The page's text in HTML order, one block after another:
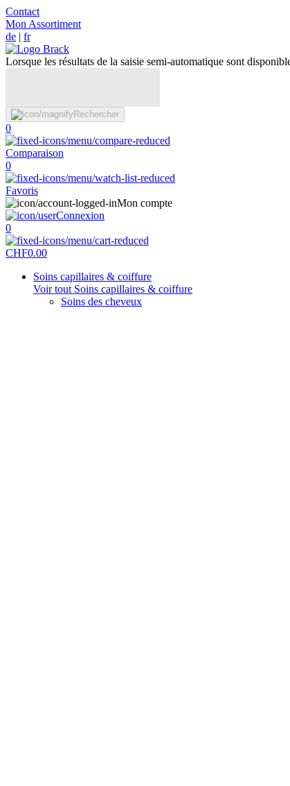
Contact
Mon Assortiment
de | fr
Lorsque les résultats de la saisie semi-automatique sont
Rechercher
0
Comparaison
0
Favoris
Mon compte
Connexion
0
CHF0.00
Soins capillaires & coiffure
Voir tout Soins capillaires & coiffure
Soins des cheveux